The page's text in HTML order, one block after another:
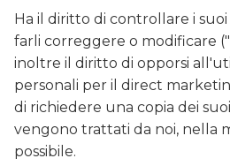
Ha il diritto di controllare i
farli correggere o modificare
inoltre il diritto di opporsi
personali per il direct
di richiedere una copia dei
vengono trattati da noi, nella
possibile.